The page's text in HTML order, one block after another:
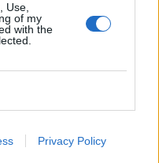
Use,
of my
with the
Privacy Policy
Το ΤΕΕ
του τοπικού